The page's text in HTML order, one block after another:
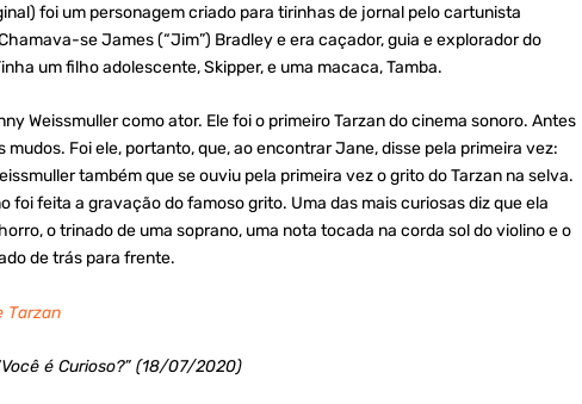
foi um personagem criado para tirinhas de jornal pelo cartunista
se James (“Jim”) Bradley e era caçador, guia e explorador do
um filho adolescente, Skipper, e uma macaca, Tamba.
Weissmuller como ator. Ele foi o primeiro Tarzan do cinema sonoro. Antes
mudos. Foi ele, portanto, que, ao encontrar Jane, disse pela primeira vez:
também que se ouviu pela primeira vez o grito do Tarzan na selva.
foi feita a gravação do famoso grito. Uma das mais curiosas diz que ela
o trinado de uma soprano, uma nota tocada na corda sol do violino e o
de trás para frente.
Tarzan
é Curioso?” (18/07/2020)